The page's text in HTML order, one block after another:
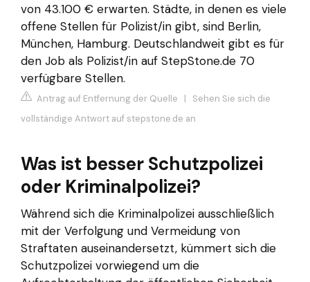
von 43.100 € erwarten. Städte, in denen es viele
offene Stellen für Polizist/in gibt, sind Berlin,
München, Hamburg. Deutschlandweit gibt es für
den Job als Polizist/in auf StepStone.de 70
verfügbare Stellen.
Antrag auf Entfernung der Quelle | Sehen Sie sich die
vollständige Antwort auf stepstone.de an
Was ist besser Schutzpolizei
oder Kriminalpolizei?
Während sich die Kriminalpolizei ausschließlich
mit der Verfolgung und Vermeidung von
Straftaten auseinandersetzt, kümmert sich die
Schutzpolizei vorwiegend um die